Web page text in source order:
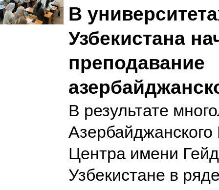
В
Узбекистана
преподавание
В результате
Азербайджанского
Центра имени
Узбекистане в